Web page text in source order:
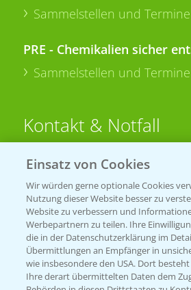
Sammelstellen und Termine
PRE - Chemikalien sicher
Sammelstellen und Termine
Kontakt & Notfall
Beratung auf WhatsApp
T.+49 (0)174 346 564 1
KONTAKT
Hilfe in Notfällen
T.+49 (0)214/30-20220
Einsatz von Cookies
Wir würden gerne optionale Cookies
Nutzung dieser Website besser zu
Website zu verbessern und
Werbepartnern zu teilen. Ihre
die in der Datenschutzerklärung im
Übermittlungen an Empfänger in
wie insbesondere den USA. Dort besteht
Ihre derart übermittelten Daten dem